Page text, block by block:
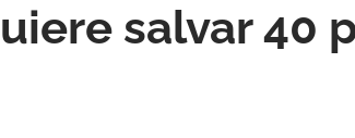
salvar 40